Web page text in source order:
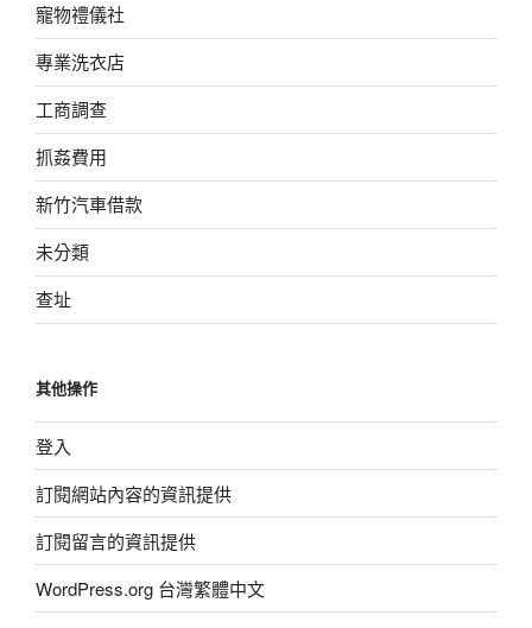
寵物禮儀社
專業洗衣店
工商調查
抓姦費用
新竹汽車借款
未分類
查址
其他操作
登入
訂閱網站內容的資訊提供
訂閱留言的資訊提供
WordPress.org 台灣繁體中文